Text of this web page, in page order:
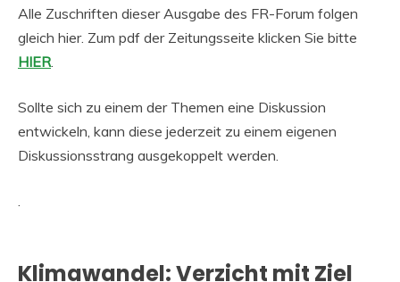
Alle Zuschriften dieser Ausgabe des FR-Forum folgen
gleich hier. Zum pdf der Zeitungsseite klicken Sie bitte
HIER.
Sollte sich zu einem der Themen eine Diskussion
entwickeln, kann diese jederzeit zu einem eigenen
Diskussionsstrang ausgekoppelt werden.
.
Klimawandel: Verzicht mit Ziel